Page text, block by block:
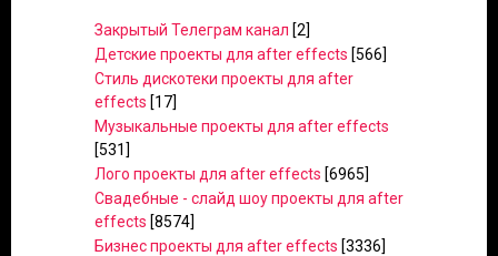
Закрытый Телеграм канал [2]
Детские проекты для after effects [566]
Стиль дискотеки проекты для after
effects [17]
Музыкальные проекты для after effects
[531]
Лого проекты для after effects [6965]
Свадебные - слайд шоу проекты для after
effects [8574]
Бизнес проекты для after effects [3336]